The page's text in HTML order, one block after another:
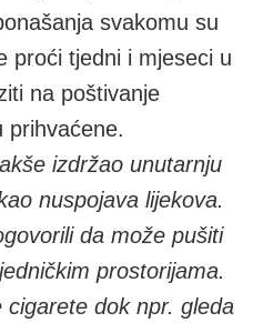
svakomu su
proći tjedni i mjeseci u
na poštivanje
prihvaćene.
izdržao unutarnju
nuspojava lijekova.
da može pušiti
prostorijama.
cigarete dok npr. gleda